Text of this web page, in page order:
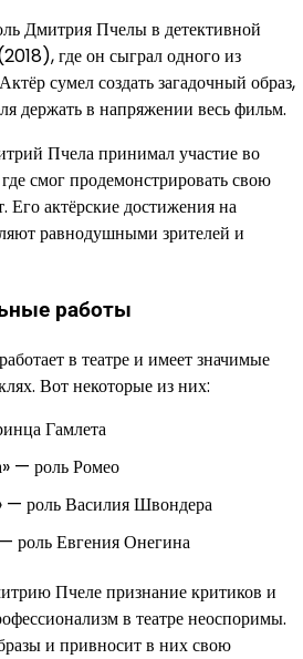
Дмитрия Пчелы в детективной
где он сыграл одного из
сумел создать загадочный образ,
держать в напряжении весь фильм.
Пчела принимал участие во
смог продемонстрировать свою
Его актёрские достижения на
равнодушными зрителей и
работы
в театре и имеет значимые
Вот некоторые из них:
Гамлета
— роль Ромео
— роль Василия Швондера
роль Евгения Онегина
Пчеле признание критиков и
в театре неоспоримы.
и привносит в них свою